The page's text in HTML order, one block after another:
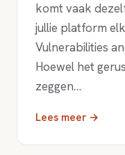
komt vaak
jullie platform
Vulnerabilities
Hoewel het
zeggen…
Lees meer →